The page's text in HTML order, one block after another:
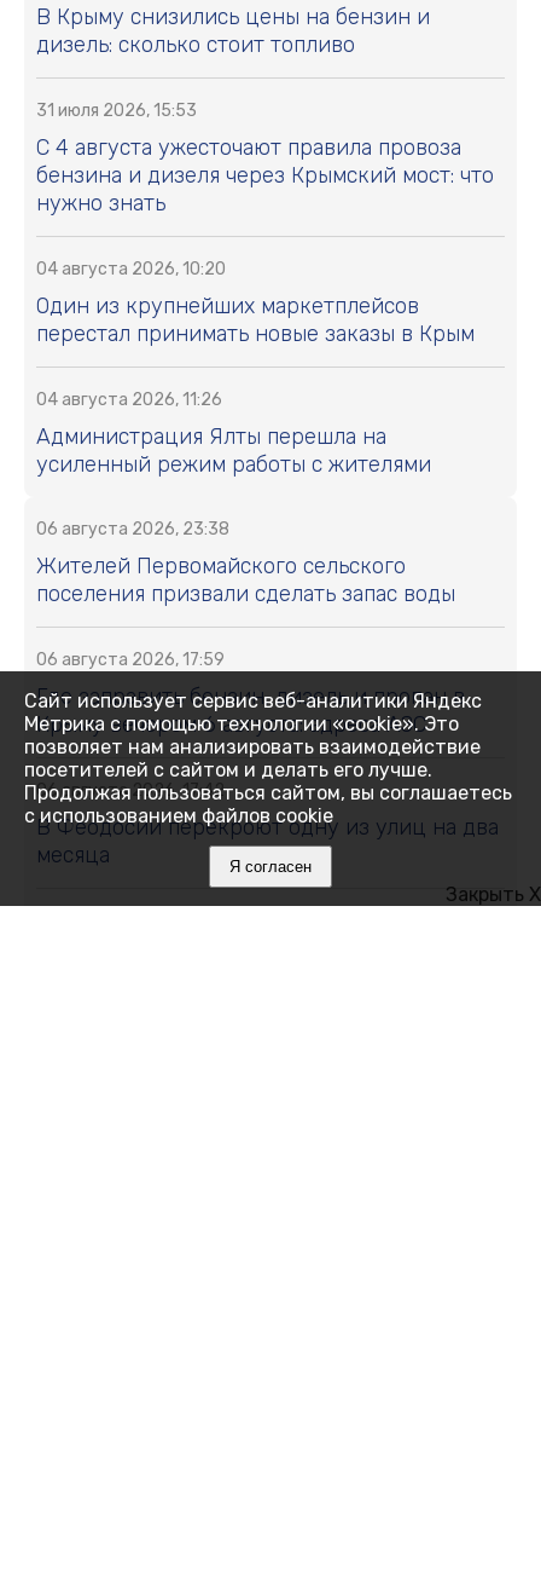
В Крыму снизились цены на бензин и
дизель: сколько стоит топливо
31 июля 2026, 15:53
С 4 августа ужесточают правила провоза
бензина и дизеля через Крымский мост: что
нужно знать
04 августа 2026, 10:20
Один из крупнейших маркетплейсов
перестал принимать новые заказы в Крым
04 августа 2026, 11:26
Администрация Ялты перешла на
усиленный режим работы с жителями
06 августа 2026, 23:38
Жителей Первомайского сельского
поселения призвали сделать запас воды
06 августа 2026, 17:59
Где заправить бензин, дизель и пропан в
Крыму вечером 6 августа: адреса АЗС
06 августа 2026, 17:42
В Феодосии перекроют одну из улиц на два
месяца
Закрыть X
Сайт использует сервис веб-аналитики Яндекс
Метрика с помощью технологии «cookie». Это
позволяет нам анализировать взаимодействие
посетителей с сайтом и делать его лучше.
Продолжая пользоваться сайтом, вы соглашаетесь
с использованием файлов cookie
Я согласен